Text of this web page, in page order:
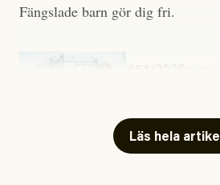
Fängslade barn gör dig fri.
Läs hela